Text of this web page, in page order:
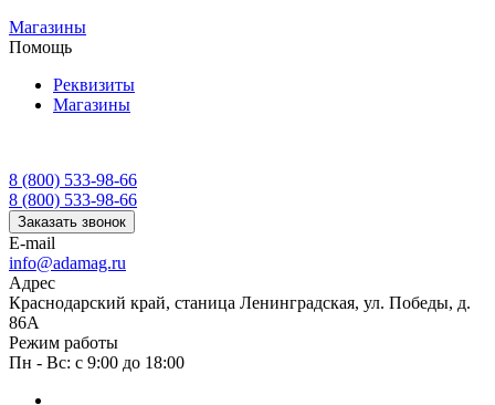
Магазины
Помощь
Реквизиты
Магазины
8 (800) 533-98-66
8 (800) 533-98-66
Заказать звонок
E-mail
info@adamag.ru
Адрес
Краснодарский край, станица Ленинградская, ул. Победы, д.
86А
Режим работы
Пн - Вс: с 9:00 до 18:00